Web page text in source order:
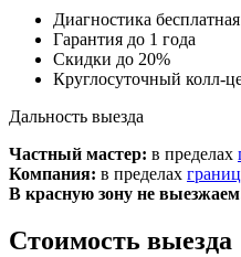
Диагностика
Гарантия до 1 года
Скидки до 20%
Круглосуточный колл-
Дальность выезда
Частный мастер: в пределах
Компания: в пределах
В красную зону не
Стоимость выезда